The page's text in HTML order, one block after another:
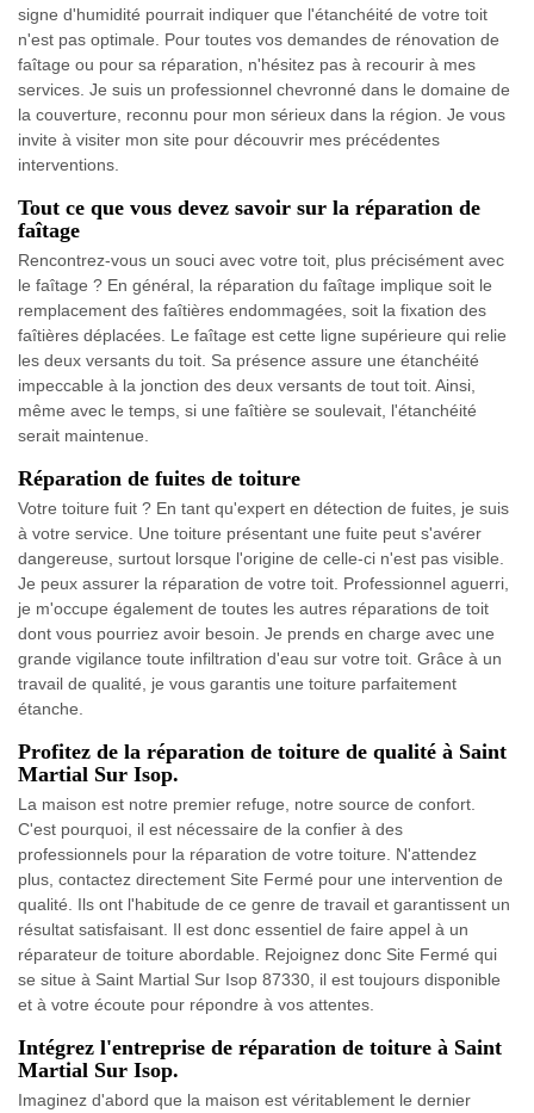
signe d'humidité pourrait indiquer que l'étanchéité de votre toit
n'est pas optimale. Pour toutes vos demandes de rénovation de
faîtage ou pour sa réparation, n'hésitez pas à recourir à mes
services. Je suis un professionnel chevronné dans le domaine de
la couverture, reconnu pour mon sérieux dans la région. Je vous
invite à visiter mon site pour découvrir mes précédentes
interventions.
Tout ce que vous devez savoir sur la réparation de
faîtage
Rencontrez-vous un souci avec votre toit, plus précisément avec
le faîtage ? En général, la réparation du faîtage implique soit le
remplacement des faîtières endommagées, soit la fixation des
faîtières déplacées. Le faîtage est cette ligne supérieure qui relie
les deux versants du toit. Sa présence assure une étanchéité
impeccable à la jonction des deux versants de tout toit. Ainsi,
même avec le temps, si une faîtière se soulevait, l'étanchéité
serait maintenue.
Réparation de fuites de toiture
Votre toiture fuit ? En tant qu'expert en détection de fuites, je suis
à votre service. Une toiture présentant une fuite peut s'avérer
dangereuse, surtout lorsque l'origine de celle-ci n'est pas visible.
Je peux assurer la réparation de votre toit. Professionnel aguerri,
je m'occupe également de toutes les autres réparations de toit
dont vous pourriez avoir besoin. Je prends en charge avec une
grande vigilance toute infiltration d'eau sur votre toit. Grâce à un
travail de qualité, je vous garantis une toiture parfaitement
étanche.
Profitez de la réparation de toiture de qualité à Saint
Martial Sur Isop.
La maison est notre premier refuge, notre source de confort.
C'est pourquoi, il est nécessaire de la confier à des
professionnels pour la réparation de votre toiture. N'attendez
plus, contactez directement Site Fermé pour une intervention de
qualité. Ils ont l'habitude de ce genre de travail et garantissent un
résultat satisfaisant. Il est donc essentiel de faire appel à un
réparateur de toiture abordable. Rejoignez donc Site Fermé qui
se situe à Saint Martial Sur Isop 87330, il est toujours disponible
et à votre écoute pour répondre à vos attentes.
Intégrez l'entreprise de réparation de toiture à Saint
Martial Sur Isop.
Imaginez d'abord que la maison est véritablement le dernier